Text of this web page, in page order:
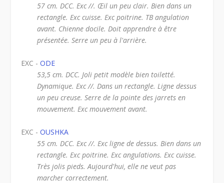
57 cm. DCC. Exc //. Œil un peu clair. Bien dans un
rectangle. Exc cuisse. Exc poitrine. TB angulation
avant. Chienne docile. Doit apprendre à être
présentée. Serre un peu à l'arrière.
EXC -ODE
53,5 cm. DCC. Joli petit modèle bien toiletté.
Dynamique. Exc //. Dans un rectangle. Ligne dessus
un peu creuse. Serre de la pointe des jarrets en
mouvement. Exc mouvement avant.
EXC -OUSHKA
55 cm. DCC. Exc //. Exc ligne de dessus. Bien dans un
rectangle. Exc poitrine. Exc angulations. Exc cuisse.
Très jolis pieds. Aujourd'hui, elle ne veut pas
marcher correctement.